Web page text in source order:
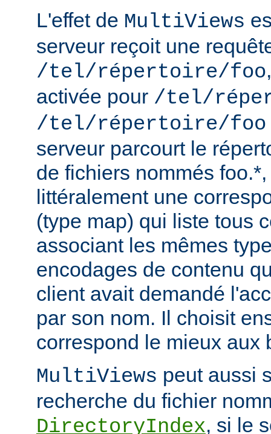
L'effet de MultiViews
serveur reçoit une
/tel/répertoire/foo
activée pour /tel/
/tel/répertoire/foo
serveur parcourt le
de fichiers nommés
littéralement une
(type map) qui liste tous
associant les mêmes
encodages de contenu
client avait demandé
par son nom. Il choisit
correspond le mieux aux
MultiViews peut aussi
recherche du fichier
DirectoryIndex, si le